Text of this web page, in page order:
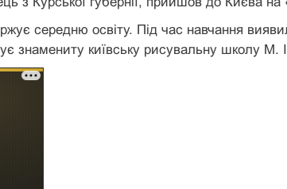
середню освіту. Під час навчання
знамениту київську рисувальну школу